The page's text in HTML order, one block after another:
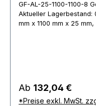
GF-AL-25-1100-1100-8
Aktueller Lagerbestand:
mm x 1100 mm x 25
Regulärer Preis:
Ab 132,04 €
*Preise exkl. MwSt.